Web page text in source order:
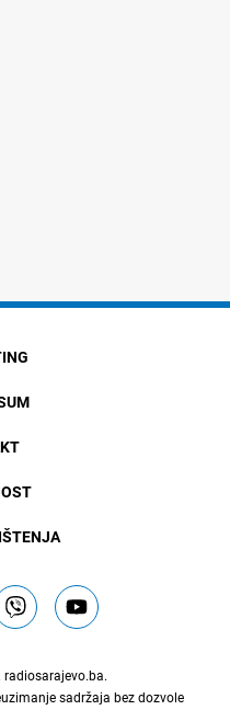
radiosarajevo.ba.
sadržaja bez dozvole